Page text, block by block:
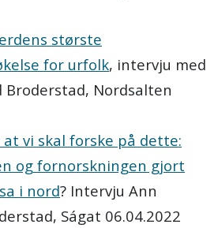
største
for urfolk, intervju med
Broderstad, Nordsalten
at vi skal forske på dette:
og fornorskningen gjort
i nord? Intervju Ann
Ságat 06.04.2022